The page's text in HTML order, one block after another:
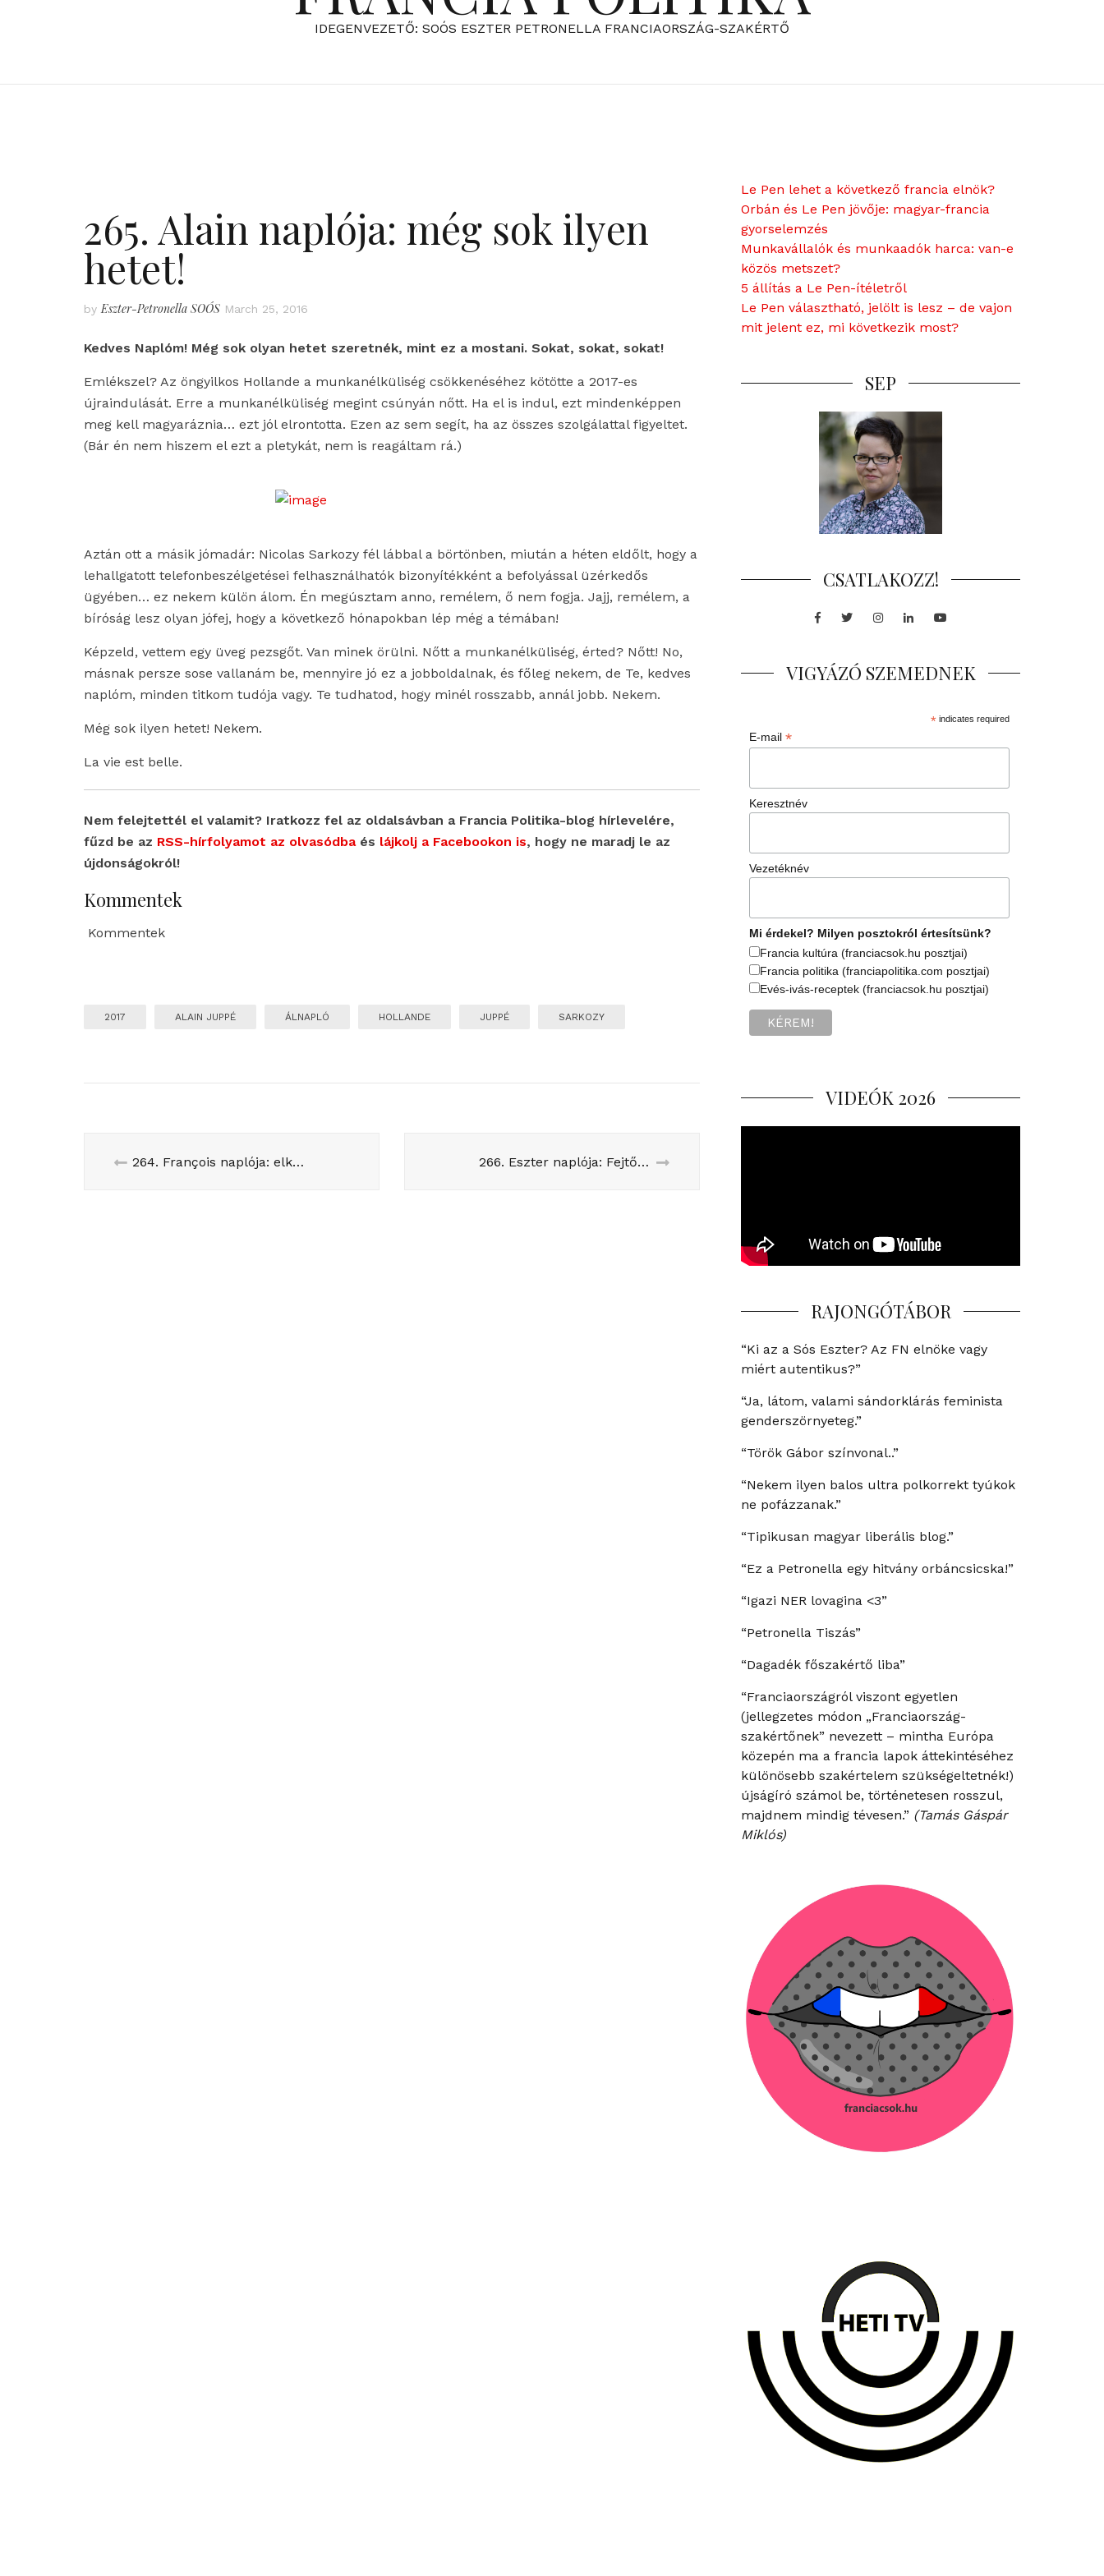
IDEGENVEZETŐ: SOÓS ESZTER PETRONELLA FRANCIAORSZÁG-SZAKÉRTŐ
265. Alain naplója: még sok ilyen
hetet!
by Eszter-Petronella SOÓS March 25, 2016
Kedves Naplóm! Még sok olyan hetet szeretnék, mint ez a mostani. Sokat, sokat, sokat!
Emlékszel? Az öngyilkos Hollande a munkanélküliség csökkenéséhez kötötte a 2017-es
újraindulását. Erre a munkanélküliség megint csúnyán nőtt. Ha el is indul, ezt mindenképpen
meg kell magyaráznia… ezt jól elrontotta. Ezen az sem segít, ha az összes szolgálattal figyeltet.
(Bár én nem hiszem el ezt a pletykát, nem is reagáltam rá.)
Aztán ott a másik jómadár: Nicolas Sarkozy fél lábbal a börtönben, miután a héten eldőlt, hogy a
lehallgatott telefonbeszélgetései felhasználhatók bizonyítékként a befolyással üzérkedős
ügyében… ez nekem külön álom. Én megúsztam anno, remélem, ő nem fogja. Jajj, remélem, a
bíróság lesz olyan jófej, hogy a következő hónapokban lép még a témában!
Képzeld, vettem egy üveg pezsgőt. Van minek örülni. Nőtt a munkanélküliség, érted? Nőtt! No,
másnak persze sose vallanám be, mennyire jó ez a jobboldalnak, és főleg nekem, de Te, kedves
naplóm, minden titkom tudója vagy. Te tudhatod, hogy minél rosszabb, annál jobb. Nekem.
Még sok ilyen hetet! Nekem.
La vie est belle.
Nem felejtettél el valamit? Iratkozz fel az oldalsávban a Francia Politika-blog hírlevelére,
fűzd be az RSS-hírfolyamot az olvasódbaés lájkolj a Facebookon is, hogy ne maradj le az
újdonságokról!
Kommentek
Kommentek
2017 ALAIN JUPPÉ ÁLNAPLÓ HOLLANDE JUPPÉ SARKOZY
264. François naplója: elkúrtam! 266. Eszter naplója: Fejtő, Royal és a politikai csalódás
Le Pen lehet a következő francia elnök?
Orbán és Le Pen jövője: magyar-francia
gyorselemzés
Munkavállalók és munkaadók harca: van-e
közös metszet?
5 állítás a Le Pen-ítéletről
Le Pen választható, jelölt is lesz – de vajon
mit jelent ez, mi következik most?
SEP
CSATLAKOZZ!
Facebook
TwitterInstagram
LinkedInYoutube
VIGYÁZÓ SZEMEDNEK
*indicates required
E-mail*
Keresztnév
Vezetéknév
Mi érdekel? Milyen posztokról értesítsünk?
Francia kultúra (franciacsok.hu posztjai)
Francia politika (franciapolitika.com posztjai)
Evés-ivás-receptek (franciacsok.hu posztjai)
VIDEÓK 2026
RAJONGÓTÁBOR
“Ki az a Sós Eszter? Az FN elnöke vagy
miért autentikus?”
“Ja, látom, valami sándorklárás feminista
genderszörnyeteg.”
“Török Gábor színvonal..”
“Nekem ilyen balos ultra polkorrekt tyúkok
ne pofázzanak.”
“Tipikusan magyar liberális blog.”
“Ez a Petronella egy hitvány orbáncsicska!”
“Igazi NER lovagina <3”
“Petronella Tiszás”
“Dagadék főszakértő liba”
“Franciaországról viszont egyetlen
(jellegzetes módon „Franciaország-
szakértőnek” nevezett – mintha Európa
közepén ma a francia lapok áttekintéséhez
különösebb szakértelem szükségeltetnék!)
újságíró számol be, történetesen rosszul,
majdnem mindig tévesen.” (Tamás Gáspár
Miklós)